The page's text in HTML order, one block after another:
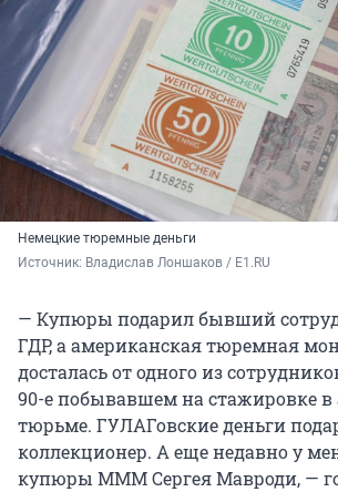
Немецкие тюремные деньги
Источник: Владислав Лоншаков / E1.RU
— Купюры подарил бывший
ГДР, а американская тюремная
досталась от одного из
90-е побывавшем на стажировке
тюрьме. ГУЛАГовские деньги
коллекционер. А еще недавно у
купюры МММ Сергея Мавроди, —